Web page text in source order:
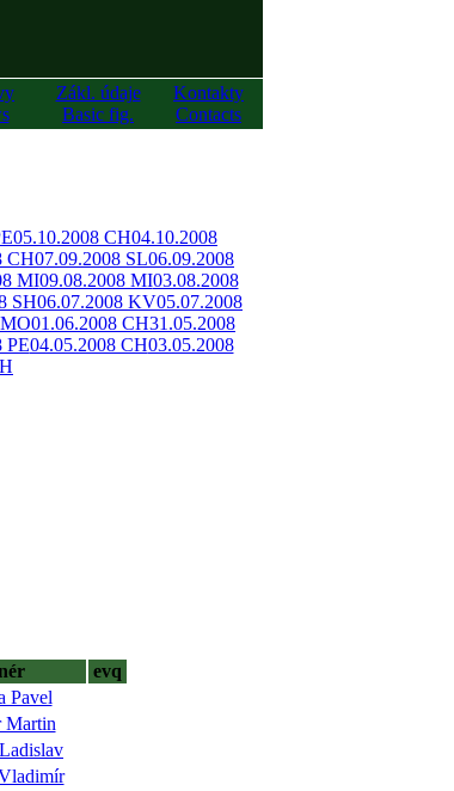
Zákl. údaje
Basic fig.
Kontakty
Contacts
05.10.2008 CH04.10.2008
CH07.09.2008 SL06.09.2008
MI09.08.2008 MI03.08.2008
SH06.07.2008 KV05.07.2008
01.06.2008 CH31.05.2008
PE04.05.2008 CH03.05.2008
evq
Pavel
Martin